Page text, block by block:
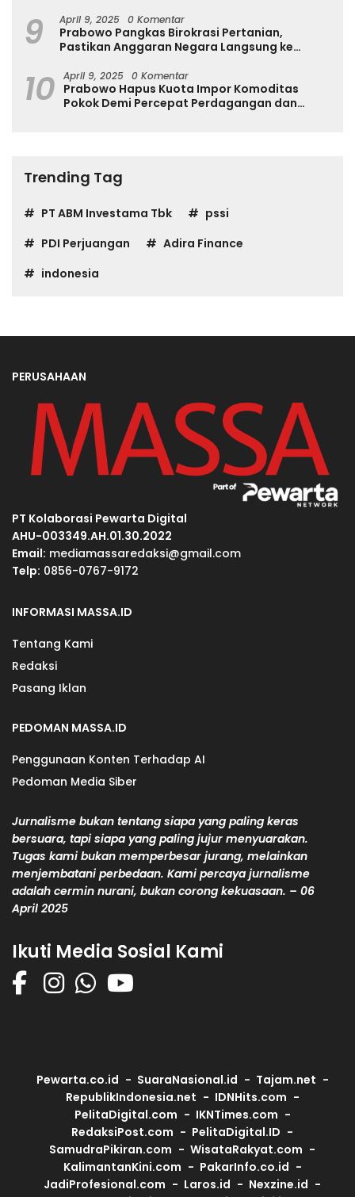
9 April 9, 2025 0 Komentar
Prabowo Pangkas Birokrasi Pertanian,
Pastikan Anggaran Negara Langsung ke
10 April 9, 2025 0 Komentar
Prabowo Hapus Kuota Impor Komoditas
Pokok Demi Percepat Perdagangan dan
Trending Tag
PT ABM Investama Tbk
pssi
PDI Perjuangan
Adira Finance
indonesia
PERUSAHAAN
PT Kolaborasi Pewarta Digital
AHU-003349.AH.01.30.2022
Email: mediamassaredaksi@gmail.com
Telp: 0856-0767-9172
INFORMASI MASSA.ID
Tentang Kami
Redaksi
Pasang Iklan
PEDOMAN MASSA.ID
Penggunaan Konten Terhadap AI
Pedoman Media Siber
Jurnalisme bukan tentang siapa yang paling keras
bersuara, tapi siapa yang paling jujur menyuarakan.
Tugas kami bukan memperbesar jurang, melainkan
menjembatani perbedaan. Kami percaya jurnalisme
adalah cermin nurani, bukan corong kekuasaan. – 06
April 2025
Ikuti Media Sosial Kami
Pewarta.co.id SuaraNasional.id
Tajam.net
RepublikIndonesia.net
IDNHits.com
PelitaDigital.com
IKNTimes.com
RedaksiPost.com
PelitaDigital.ID
SamudraPikiran.com
WisataRakyat.com
KalimantanKini.com
PakarInfo.co.id
JadiProfesional.com
Laros.id
Nexzine.id